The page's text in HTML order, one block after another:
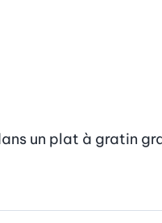
un plat à gratin